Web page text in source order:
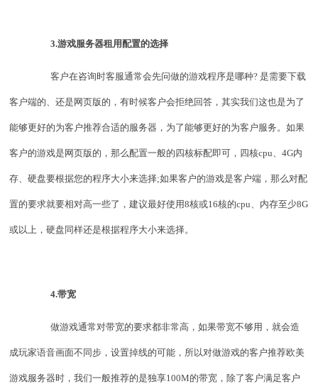
3.游戏服务器租用配置的选择
客户在咨询时客服通常会先问做的游戏程序是哪种? 是需要下载
客户端的、还是网页版的，有时候客户会拒绝回答，其实我们这也是为了
能够更好的为客户推荐合适的服务器，为了能够更好的为客户服务。如果
客户的游戏是网页版的，那么配置一般的四核标配即可，四核cpu、4G内
存、硬盘要根据您的程序大小来选择;如果客户的游戏是客户端，那么对配
置的要求就要相对高一些了，建议最好使用8核或16核的cpu、内存至少8G
或以上，硬盘同样还是根据程序大小来选择。
4.带宽
做游戏通常对带宽的要求都非常高，如果带宽不够用，就会造
成玩家语音画面不同步，设置掉线的可能，所以对做游戏的客户推荐欧美
游戏服务器时，我们一般推荐的是独享100M的带宽，除了客户满足客户